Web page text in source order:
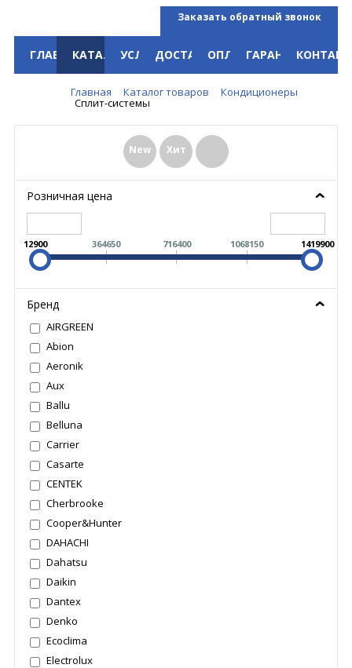
Заказать обратный звонок
ГЛАВНАЯКАТАЛОГУСЛУГИДОСТАВКАОПЛАТАГАРАНТИЯ
Главная Каталог товаров Кондиционеры
Сплит-системы
New Хит
Розничная цена
12900 364650 716400 1068150 1419900
Бренд
AIRGREEN
Abion
Aeronik
Aux
Ballu
Belluna
Carrier
Casarte
CENTEK
Cherbrooke
Cooper&Hunter
DAHACHI
Dahatsu
Daikin
Dantex
Denko
Ecoclima
Electrolux